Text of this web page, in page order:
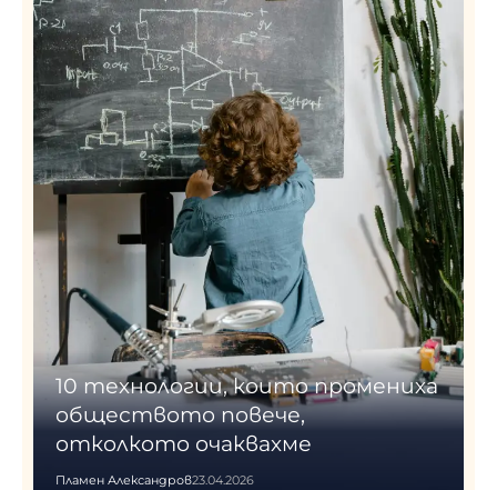
10 технологии, които промениха
обществото повече,
отколкото очаквахме
Пламен Александров23.04.2026